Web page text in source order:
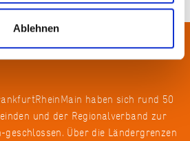
Ablehnen
haben sich rund 50
und der Regionalverband zur
Über die Ländergrenzen